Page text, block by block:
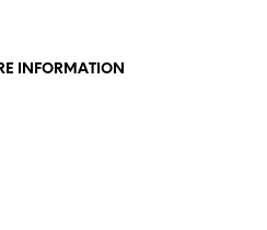
INFORMATION